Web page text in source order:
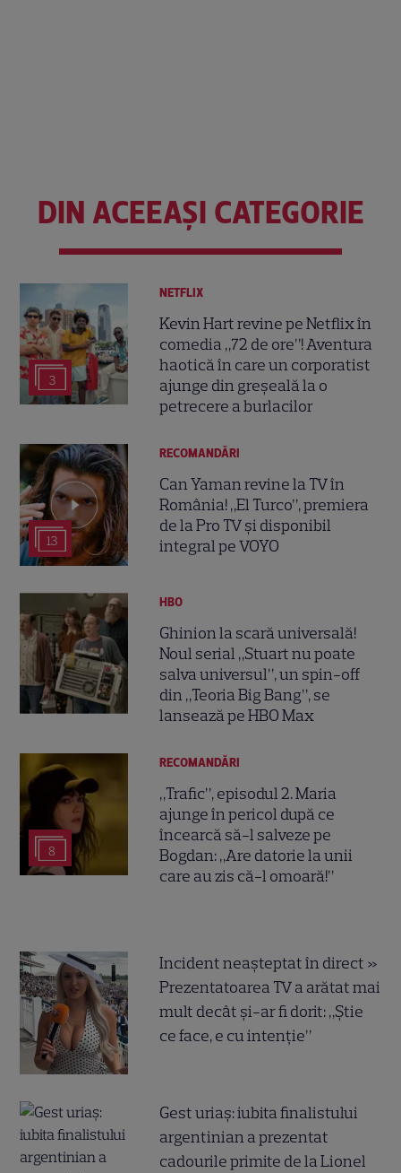
DIN ACEEAȘI CATEGORIE
3
NETFLIX
Kevin Hart revine pe Netflix în
comedia „72 de ore”! Aventura
haotică în care un corporatist
ajunge din greșeală la o
petrecere a burlacilor
13
RECOMANDĂRI
Can Yaman revine la TV în
România! „El Turco”, premiera
de la Pro TV și disponibil
integral pe VOYO
HBO
Ghinion la scară universală!
Noul serial „Stuart nu poate
salva universul”, un spin-off
din „Teoria Big Bang”, se
lansează pe HBO Max
8
RECOMANDĂRI
„Trafic”, episodul 2. Maria
ajunge în pericol după ce
încearcă să-l salveze pe
Bogdan: „Are datorie la unii
care au zis că-l omoară!”
Incident neașteptat în direct »
Prezentatoarea TV a arătat mai
mult decât și-ar fi dorit: „Știe
ce face, e cu intenție”
Gest uriaș: iubita finalistului
argentinian a prezentat
cadourile primite de la Lionel